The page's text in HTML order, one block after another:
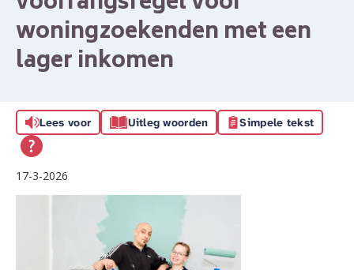
woningzoekenden met een
lager inkomen
Lees voor Uitleg woorden Simpele tekst
17-3-2026